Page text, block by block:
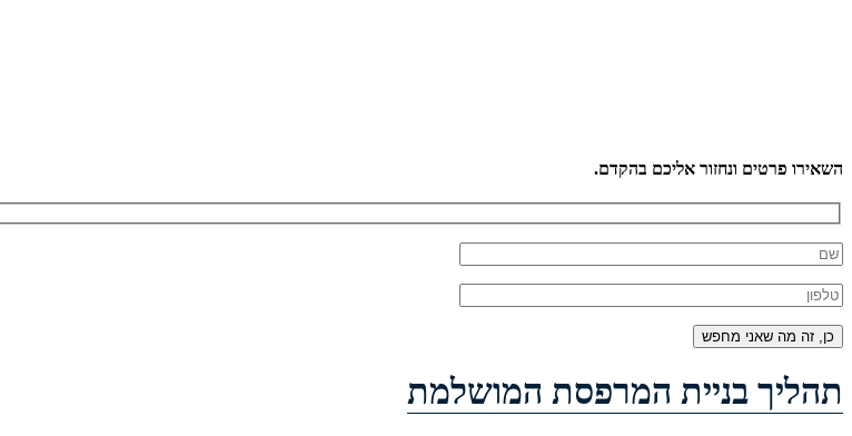
השאירו פרטים ונחזור אליכם בהקדם.
תהליך בניית המרפסת המושלמת